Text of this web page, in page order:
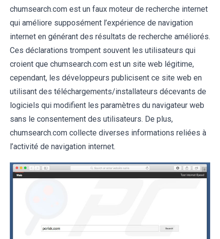
chumsearch.com est un faux moteur de recherche internet
qui améliore supposément l’expérience de navigation
internet en générant des résultats de recherche améliorés.
Ces déclarations trompent souvent les utilisateurs qui
croient que chumsearch.com est un site web légitime,
cependant, les développeurs publicisent ce site web en
utilisant des téléchargements/installateurs décevants de
logiciels qui modifient les paramètres du navigateur web
sans le consentement des utilisateurs. De plus,
chumsearch.com collecte diverses informations reliées à
l’activité de navigation internet.